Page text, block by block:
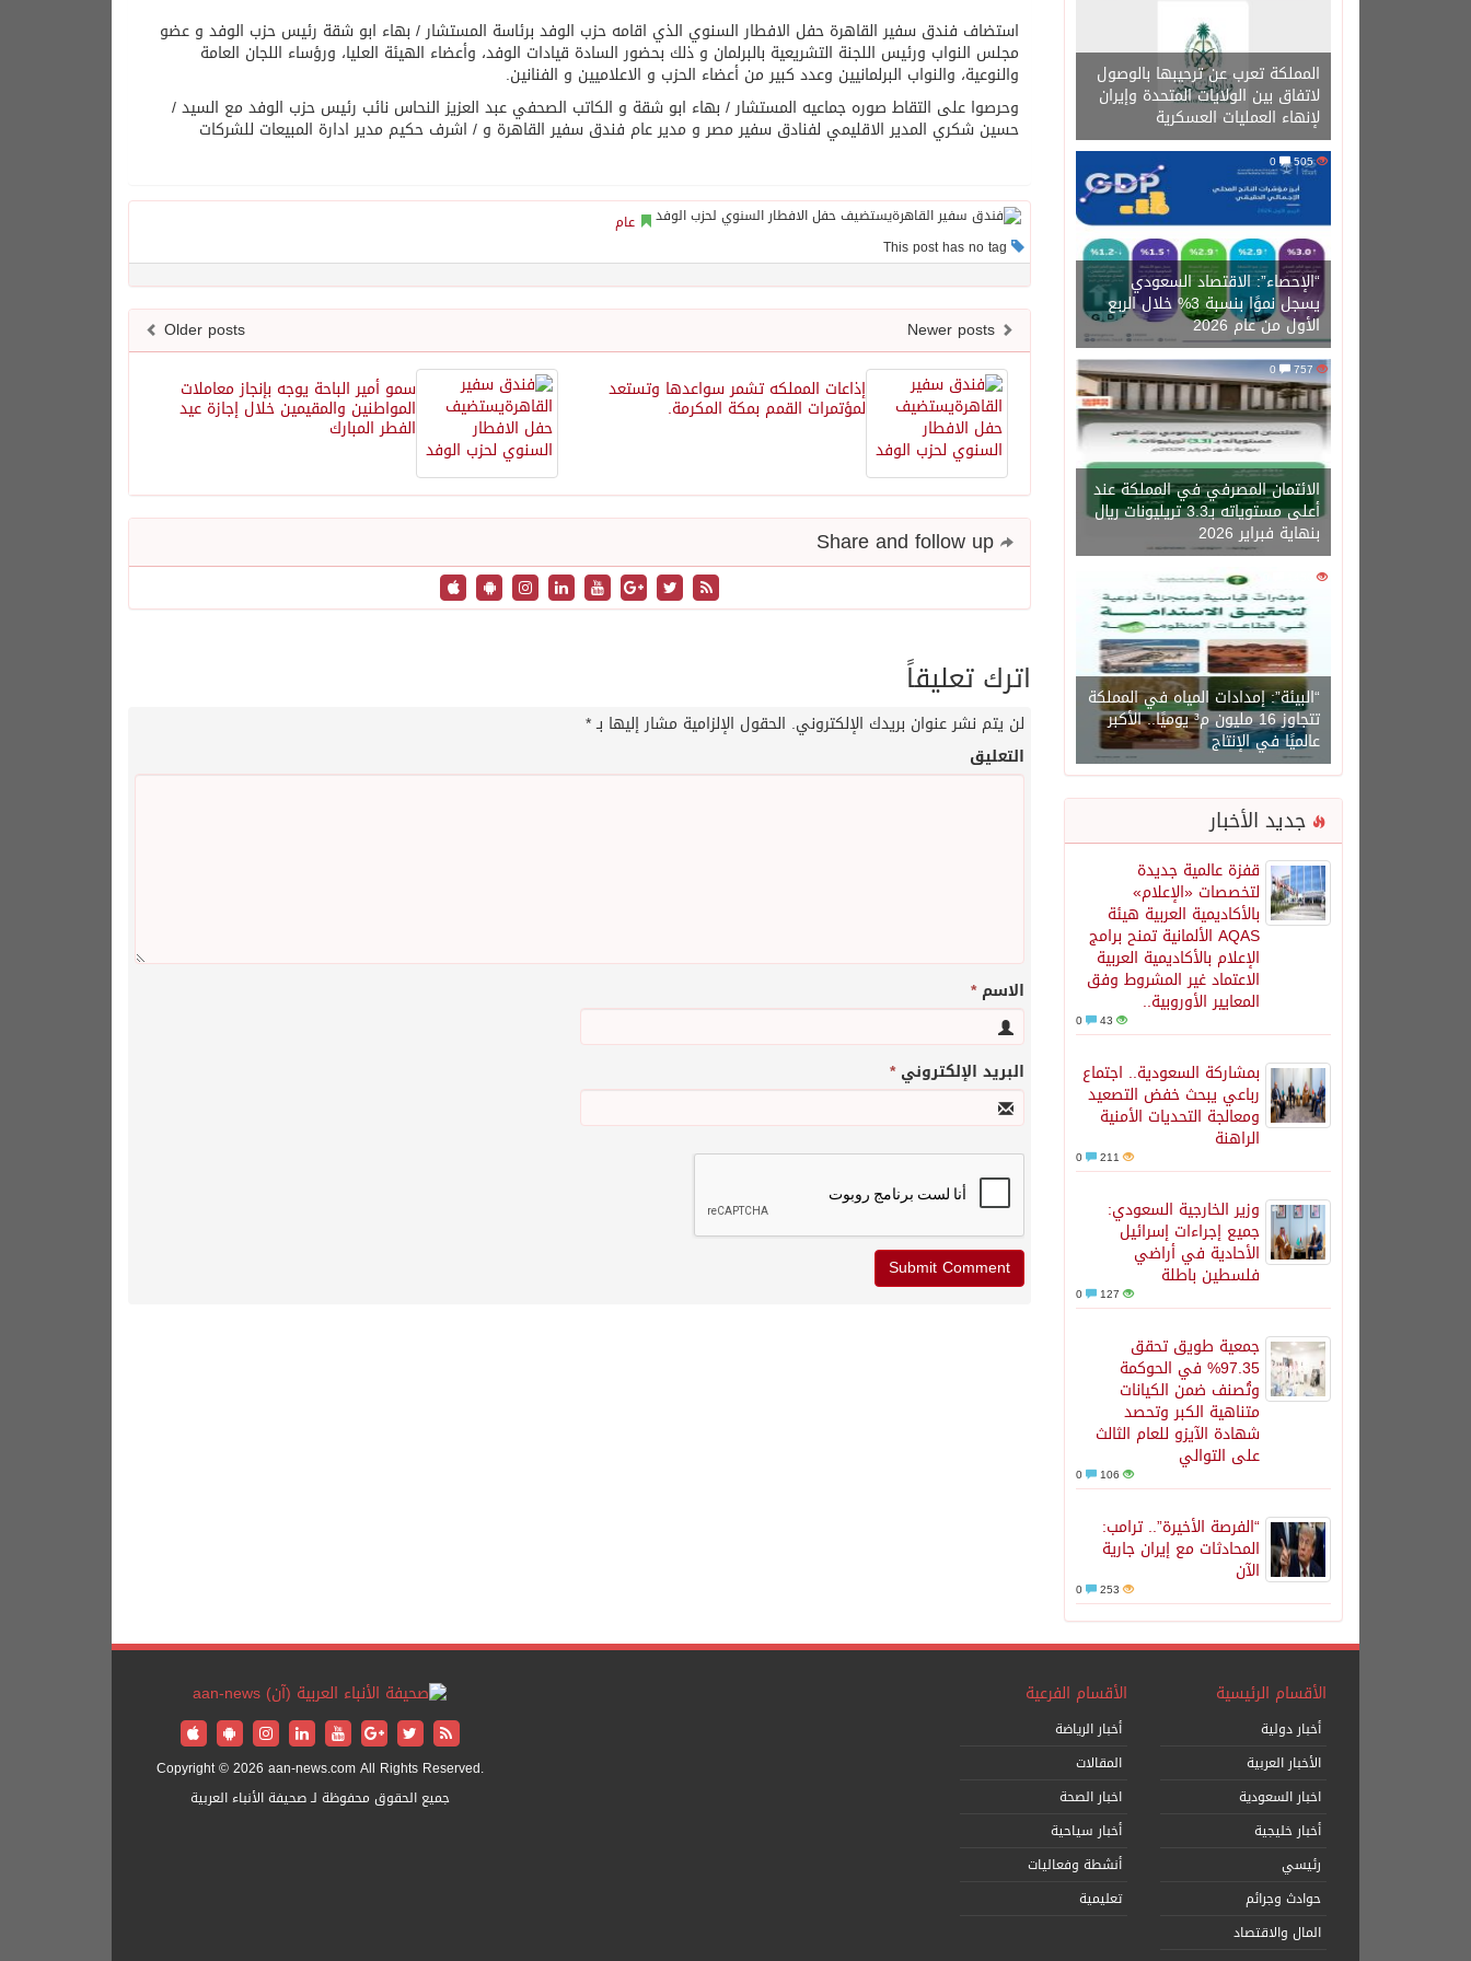
المملكة تعرب عن ترحيبها بالوصول
لاتفاق بين الولايات المتحدة وإيران
لإنهاء العمليات العسكرية
505
“الإحصاء”: الاقتصاد السعودي
يسجل نموًا بنسبة 3% خلال الربع
الأول من عام 2026
757
0
الائتمان المصرفي في المملكة عند
أعلى مستوياته بـ3.3 تريليونات ريال
بنهاية فبراير 2026
1450
“البيئة”: إمدادات المياه في المملكة
تتجاوز 16 مليون م³ يوميًا.. الأكبر
عالميًا في الإنتاج
جديد الأخبار
قفزة عالمية جديدة
لتخصصات «الإعلام»
بالأكاديمية العربية هيئة
AQAS الألمانية تمنح برامج
الإعلام بالأكاديمية العربية
الاعتماد غير المشروط وفق
المعايير الأوروبية..
43
بمشاركة السعودية.. اجتماع
رباعي يبحث خفض التصعيد
ومعالجة التحديات الأمنية
الراهنة
211
وزير الخارجية السعودي:
جميع إجراءات إسرائيل
الأحادية في أراضي
فلسطين باطلة
127
جمعية طويق تحقق
97.35% في الحوكمة
وتُصنف ضمن الكيانات
متناهية الكبر وتحصد
شهادة الآيزو للعام الثالث
على التوالي
106
“الفرصة الأخيرة”.. ترامب:
المحادثات مع إيران جارية
الآن
253
استضاف فندق سفير القاهرة حفل الافطار السنوي الذي اقامه حزب الوفد برئاسة المستشار / بهاء ابو شقة رئيس حزب الوفد و عضو
مجلس النواب ورئيس اللجنة التشريعية بالبرلمان و ذلك بحضور السادة قيادات الوفد، وأعضاء الهيئة العليا، ورؤساء اللجان العامة
والنوعية، والنواب البرلمانيين وعدد كبير من أعضاء الحزب و الاعلاميين و الفنانين.
وحرصوا على التقاط صوره جماعيه المستشار / بهاء ابو شقة و الكاتب الصحفي عبد العزيز النحاس نائب رئيس حزب الوفد مع السيد /
حسين شكري المدير الاقليمي لفنادق سفير مصر و مدير عام فندق سفير القاهرة و / اشرف حكيم مدير ادارة المبيعات للشركات
عام
Older posts
سمو أمير الباحة يوجه بإنجاز معاملات
المواطنين والمقيمين خلال إجازة عيد
الفطر المبارك
إذاعات المملكه تشمر سواعدها وتستعد
لمؤتمرات القمم بمكة المكرمة.
اترك تعليقاً
لن يتم نشر عنوان بريدك الإلكتروني. الحقول الإلزامية مشار إليها بـ*
التعليق
الاسم*
البريد الإلكتروني*
الأقسام الرئيسية
أخبار دولية
الأخبار العربية
اخبار السعودية
أخبار خليجية
رئيسي
حوادث وجرائم
المال والاقتصاد
الأقسام الفرعية
أخبار الرياضة
المقالات
اخبار الصحة
أخبار سياحية
أنشطة وفعاليات
تعليمية
Copyright © 2026 aan-news.com All Rights Reserved.
جميع الحقوق محفوظة لـ صحيفة الأنباء العربية